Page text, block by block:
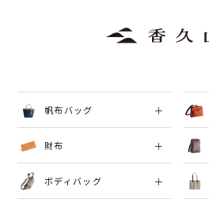
帆布バッグ
財布
ボディバッグ